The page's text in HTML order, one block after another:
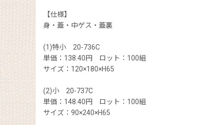
【仕様】
身・蓋・中ゲス・蓋裏
(1)特小 20-736C
単価：138.40円 ロット：100組
サイズ：120×180×H65
(2)小 20-737C
単価：148.40円 ロット：100組
サイズ：90×240×H65